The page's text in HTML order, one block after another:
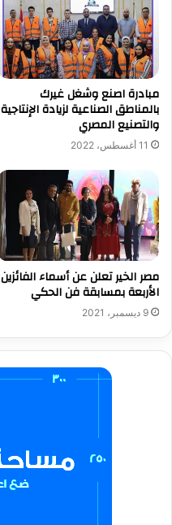
مبادرة اصنع وشغل غيرك
بالمناطق الصناعية لزيادة الإنتاجية
والتصنيع المصري
11 أغسطس، 2022
مصر الخير تعلن عن أسماء الفائزين
الأربعة بمسابقة فن الحكي
9 ديسمبر، 2021